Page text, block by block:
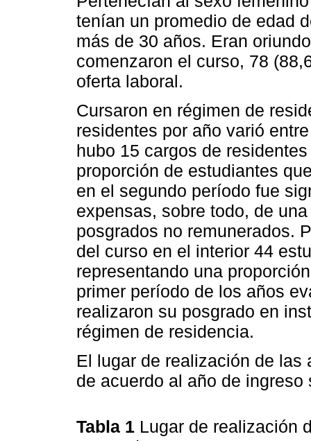
tenían un promedio de edad
más de 30 años. Eran
comenzaron el curso, 78
oferta laboral.
Cursaron en régimen de
residentes por año varió
hubo 15 cargos de
proporción de estudiantes
en el segundo período fue
expensas, sobre todo, de
posgrados no remunerados.
del curso en el interior 44
representando una
primer período de los años
realizaron su posgrado en
régimen de residencia.
El lugar de realización de
de acuerdo al año de
Tabla 1 Lugar de realización